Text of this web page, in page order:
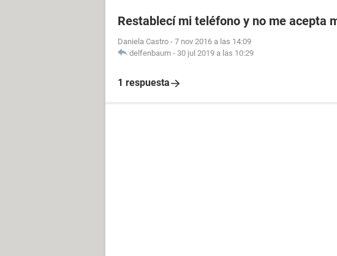
Restablecí mi teléfono y no me acepta
Daniela Castro - 7 nov 2016 a las 14:09
delfenbaum - 30 jul 2019 a las 10:29
1 respuesta